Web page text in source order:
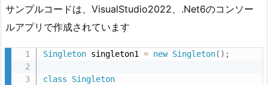
1.
サ
ン
ル
サンプルコードは、VisualStudio2022、.Net6のコンソー
ルアプリで作成されています
Singleton singleton1 = new Singleton( ) ;
class
Singleton